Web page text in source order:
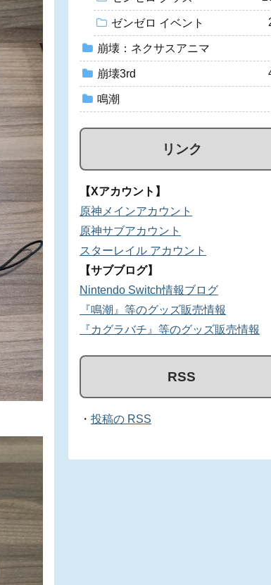
ゼンゼロ イベント
崩壊：ネクサスアニマ
崩壊3rd
鳴潮
リンク
【Xアカウント】
原神メインアカウント
原神サブアカウント
スターレイル アカウント
【サブブログ】
Nintendo Switch情報ブログ
『鳴潮』等のグッズ販売情報
『カグラバチ』等のグッズ販売情報
RSS
・ 投稿の RSS